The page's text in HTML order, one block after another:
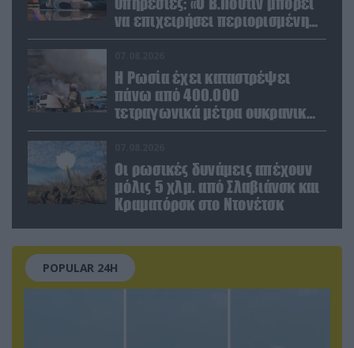
να επιχειρήσει περιορισμένη
στρατιωτική επιχείρηση στην
Η Ρωσία έχει καταστρέψει
πάνω από 400.000
τετραγωνικά μέτρα ουκρανικών
εγκαταστάσεων τον Ιούλιο
Οι ρωσικές δυνάμεις απέχουν
μόλις 5 χλμ. από Σλαβιάνσκ και
Κραματόρσκ στο Ντονέτσκ
POPULAR 24H